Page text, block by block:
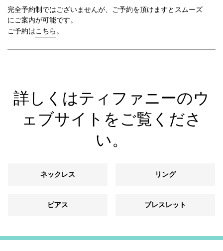
完全予約制ではございませんが、ご予約を頂けますとスムーズ
にご案内が可能です。
ご予約はこちら 。
詳しくはティファニーのウ
ェブサイトをご覧くださ
い。
ネックレス リング
ピアス ブレスレット